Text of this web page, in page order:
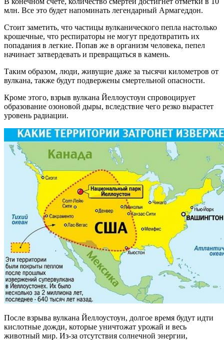
млн. Все это будет напоминать легендарный Армагеддон.
Стоит заметить, что частицы вулканического пепла настолько
крошечные, что респираторы не могут предотвратить их
попадания в легкие. Попав же в организм человека, пепел
начинает затвердевать и превращаться в камень.
Таким образом, люди, живущие даже за тысячи километров от
вулкана, также будут подвержены смертельной опасности.
Кроме этого, взрыв вулкана Йеллоустоун спровоцирует
образование озоновой дыры, вследствие чего резко вырастет
уровень радиации.
После взрыва вулкана Йеллоустоун, долгое время будут идти
кислотные дожди, которые уничтожат урожай и весь
животный мир. Из-за отсутствия солнечной энергии,